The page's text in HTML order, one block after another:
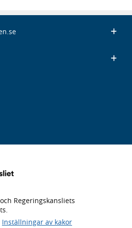
Regeringskansliets
Inställningar av kakor